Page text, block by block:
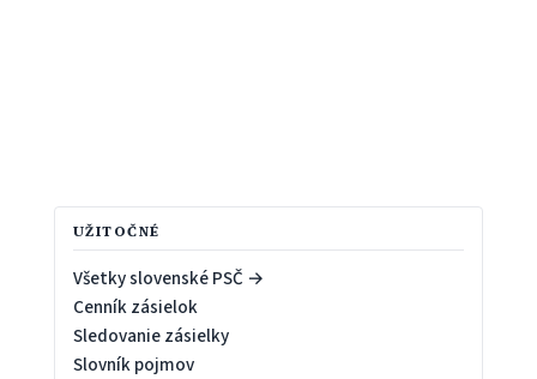
UŽITOČNÉ
Všetky slovenské PSČ →
Cenník zásielok
Sledovanie zásielky
Slovník pojmov